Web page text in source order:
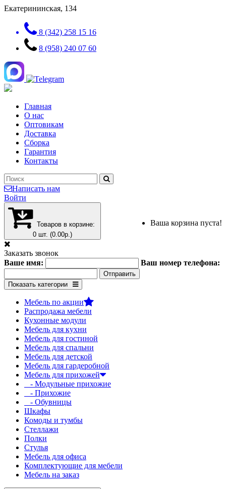
Екатерининская, 134
8 (342) 258 15 16
8 (958) 240 07 60
Главная
О нас
Оптовикам
Доставка
Сборка
Гарантия
Контакты
Написать нам
Войти
Товаров в корзине:
0 шт. (0.00р.)
Ваша корзина пуста!
Заказать звонок
Ваше имя:
Ваш номер телефона:
Показать категории
Мебель по акции
Распродажа мебели
Кухонные модули
Мебель для кухни
Мебель для гостиной
Мебель для спальни
Мебель для детской
Мебель для гардеробной
Мебель для прихожей
- Модульные прихожие
- Прихожие
- Обувницы
Шкафы
Комоды и тумбы
Стеллажи
Полки
Стулья
Мебель для офиса
Комплектующие для мебели
Мебель на заказ